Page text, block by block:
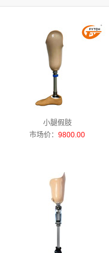
小腿假肢
市场价：9800.00